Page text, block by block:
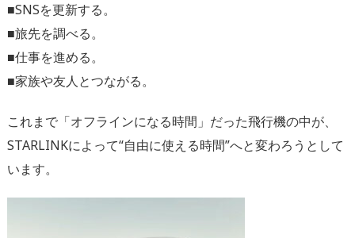
■SNSを更新する。
■旅先を調べる。
■仕事を進める。
■家族や友人とつながる。
これまで「オフラインになる時間」だった飛行機の中が、
STARLINKによって“自由に使える時間”へと変わろうとして
います。